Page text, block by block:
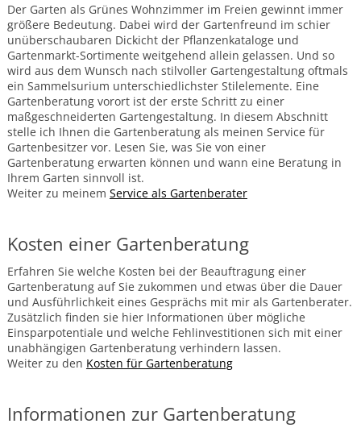
Pflanzen
Gehölze
Hausbaum
Gräser
Gräser
für
den
Schatten
Exotische
Pflanzen
Bananenstauden
Olivenbäume
Verwendung
Splittbeete
Hecken
Obstbaumschnitt
Der Garten als Grünes Wohnzimmer im Freien gewinnt immer
größere Bedeutung. Dabei wird der Gartenfreund im schier
unüberschaubaren Dickicht der Pflanzenkataloge und
Gartenmarkt-Sortimente weitgehend allein gelassen. Und so
wird aus dem Wunsch nach stilvoller Gartengestaltung oftmals
ein Sammelsurium unterschiedlichster Stilelemente. Eine
Gartenberatung vorort ist der erste Schritt zu einer
maßgeschneiderten Gartengestaltung. In diesem Abschnitt
stelle ich Ihnen die Gartenberatung als meinen Service für
Gartenbesitzer vor. Lesen Sie, was Sie von einer
Gartenberatung erwarten können und wann eine Beratung in
Ihrem Garten sinnvoll ist.
Weiter zu meinem Service als Gartenberater
Kosten einer Gartenberatung
Erfahren Sie welche Kosten bei der Beauftragung einer
Gartenberatung auf Sie zukommen und etwas über die Dauer
und Ausführlichkeit eines Gesprächs mit mir als Gartenberater.
Zusätzlich finden sie hier Informationen über mögliche
Einsparpotentiale und welche Fehlinvestitionen sich mit einer
unabhängigen Gartenberatung verhindern lassen.
Weiter zu den Kosten für Gartenberatung
Informationen zur Gartenberatung